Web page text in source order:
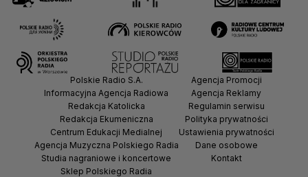
Polskie Radio S.A.
Informacyjna Agencja Radiowa
Redakcja Katolicka
Redakcja Ekumeniczna
Centrum Edukacji Medialnej
Agencja Muzyczna Polskiego Radia
Studia nagraniowe i koncertowe
Sklep Polskiego Radia
Agencja Promocji
Agencja Reklamy
Regulamin serwisu
Polityka prywatności
Ustawienia prywatności
Dane osobowe
Kontakt